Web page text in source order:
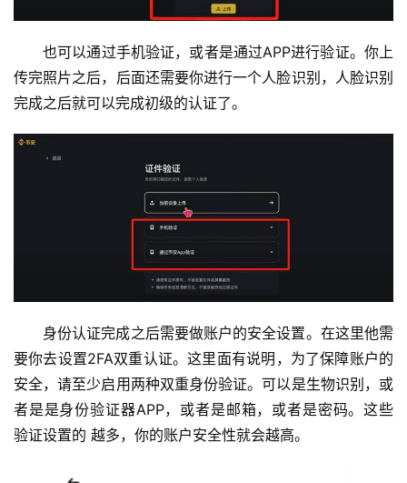
新
闻
行
也可以通过手机验证，或者是通过APP进行验证。你上
传完照片之后，后面还需要你进行一个人脸识别，人脸识别
完成之后就可以完成初级的认证了。
身份认证完成之后需要做账户的安全设置。在这里他需
要你去设置2FA双重认证。这里面有说明，为了保障账户的
安全，请至少启用两种双重身份验证。可以是生物识别，或
者是是身份验证器APP，或者是邮箱，或者是密码。这些
验证设置的 越多，你的账户安全性就会越高。